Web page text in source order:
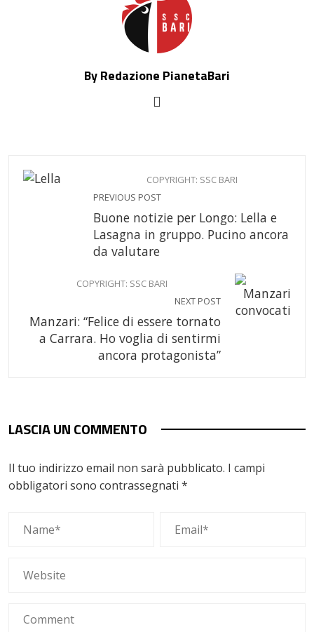
By Redazione PianetaBari
COPYRIGHT: SSC BARI
PREVIOUS POST
Buone notizie per Longo: Lella e
Lasagna in gruppo. Pucino ancora
da valutare
COPYRIGHT: SSC BARI
NEXT POST
Manzari: “Felice di essere tornato
a Carrara. Ho voglia di sentirmi
ancora protagonista”
LASCIA UN COMMENTO
Il tuo indirizzo email non sarà pubblicato. I campi
obbligatori sono contrassegnati *